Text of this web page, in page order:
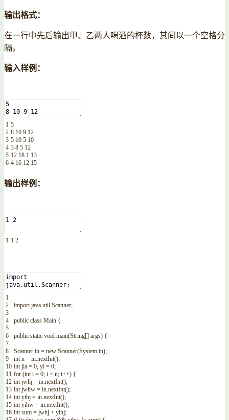
输出格式：
在一行中先后输出甲、乙两人喝酒的杯数，其间以一个空格分
隔。
输入样例：
1
2
3
4
5
6
5
8 10 9 12
5 10 5 10
3 8 5 12
12 18 1 13
4 16 12 15
输出样例：
1 1 2
1
2
3
4
5
6
7
8
9
10
11
12
13
14
15
16
importjava.util.Scanner;
public class Main {
public static void main(String[] args) {
Scanner in = new Scanner(System.in);
int n = in.nextInt();
int jia = 0, yi = 0;
for (int i = 0; i < n; i++) {
int jwhj = in.nextInt();
int jwhw = in.nextInt();
int yihj = in.nextInt();
int yihw = in.nextInt();
int sum = jwhj + yihj;